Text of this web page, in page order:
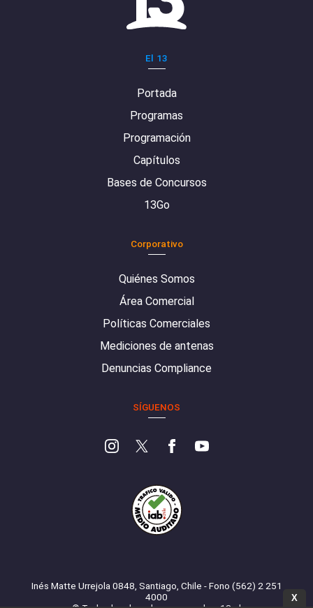
El 13
Portada
Programas
Programación
Capítulos
Bases de Concursos
13Go
Corporativo
Quiénes Somos
Área Comercial
Políticas Comerciales
Mediciones de antenas
Denuncias Compliance
SÍGUENOS
Inés Matte Urrejola 0848, Santiago, Chile - Fono (562) 2 251
4000
X